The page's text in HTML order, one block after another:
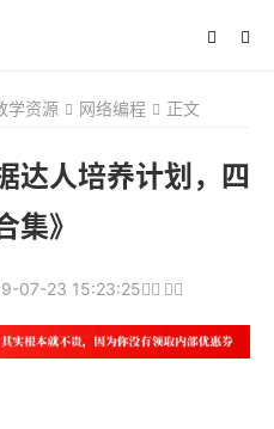
学资源 网络编程 正文
达人培养计划，四
集》
07-23 15:23:25